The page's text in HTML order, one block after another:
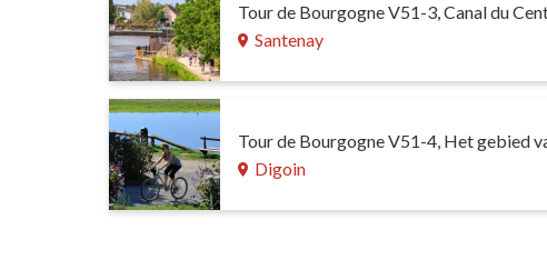
Tour de Bourgogne V51-3, Canal du
Santenay
Tour de Bourgogne V51-4, Het gebied
Digoin